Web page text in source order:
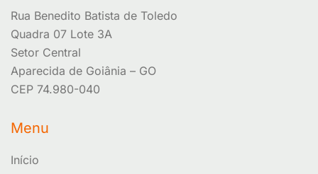
Rua Benedito Batista de Toledo
Quadra 07 Lote 3A
Setor Central
Aparecida de Goiânia – GO
CEP 74.980-040
Menu
Início